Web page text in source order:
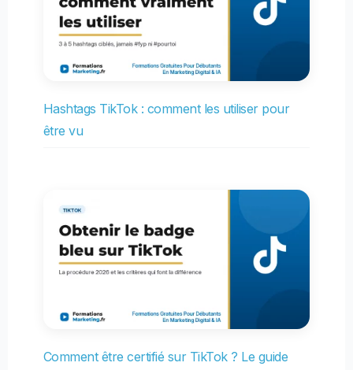
Hashtags TikTok : comment les utiliser pour
être vu
Comment être certifié sur TikTok ? Le guide